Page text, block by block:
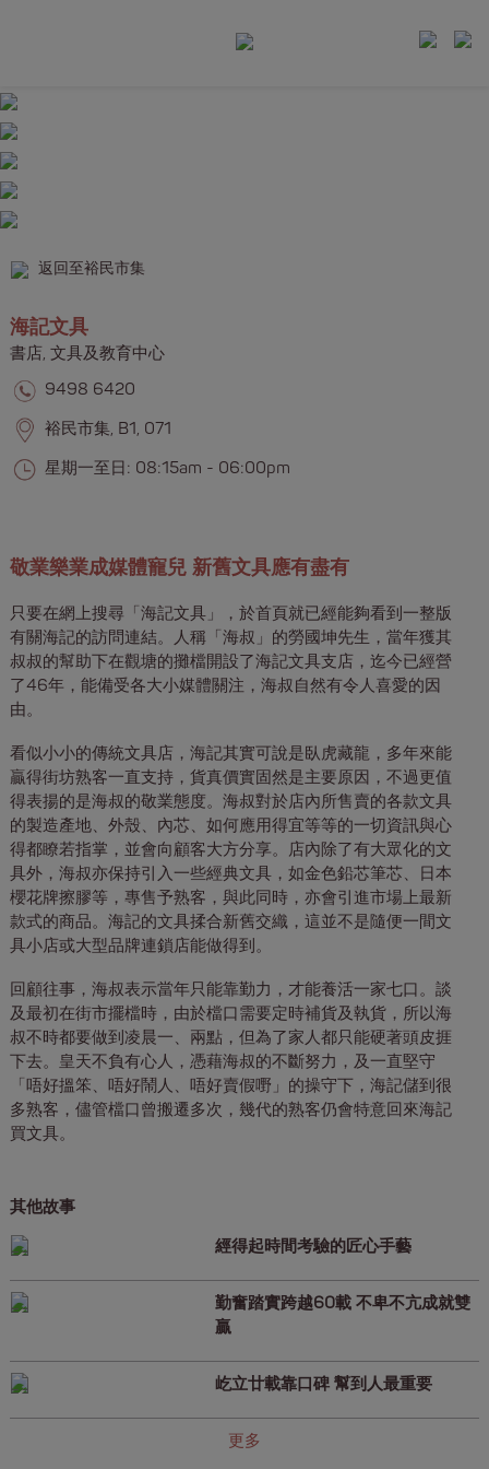
返回至裕民市集
海記文具
書店, 文具及教育中心​​​​
9498 6420
裕民市集, B1, 071
星期一至日: 08:15am - 06:00pm
敬業樂業成媒體寵兒 新舊文具應有盡有
只要在網上搜尋「海記文具」，於首頁就已經能夠看到一整版
有關海記的訪問連結。人稱「海叔」的勞國坤先生，當年獲其
叔叔的幫助下在觀塘的攤檔開設了海記文具支店，迄今已經營
了46年，能備受各大小媒體關注，海叔自然有令人喜愛的因
由。
看似小小的傳統文具店，海記其實可說是臥虎藏龍，多年來能
贏得街坊熟客一直支持，貨真價實固然是主要原因，不過更值
得表揚的是海叔的敬業態度。海叔對於店內所售賣的各款文具
的製造產地、外殼、內芯、如何應用得宜等等的一切資訊與心
得都瞭若指掌，並會向顧客大方分享。店內除了有大眾化的文
具外，海叔亦保持引入一些經典文具，如金色鉛芯筆芯、日本
櫻花牌擦膠等，專售予熟客，與此同時，亦會引進市場上最新
款式的商品。海記的文具揉合新舊交織，這並不是隨便一間文
具小店或大型品牌連鎖店能做得到。
回顧往事，海叔表示當年只能靠勤力，才能養活一家七口。談
及最初在街市擺檔時，由於檔口需要定時補貨及執貨，所以海
叔不時都要做到凌晨一、兩點，但為了家人都只能硬著頭皮捱
下去。皇天不負有心人，憑藉海叔的不斷努力，及一直堅守
「唔好搵笨、唔好鬧人、唔好賣假嘢」的操守下，海記儲到很
多熟客，儘管檔口曾搬遷多次，幾代的熟客仍會特意回來海記
買文具。
其他故事
經得起時間考驗的匠心手藝
勤奮踏實跨越60載 不卑不亢成就雙
贏
屹立廿載靠口碑 幫到人最重要
更多